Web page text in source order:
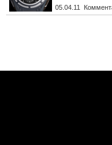
05.04.11